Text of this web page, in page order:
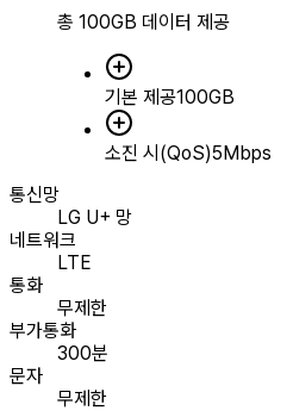
총 100GB 데이터 제공
기본 제공100GB
소진 시(QoS)5Mbps
통신망
LG U+ 망
네트워크
LTE
통화
무제한
부가통화
300분
문자
무제한